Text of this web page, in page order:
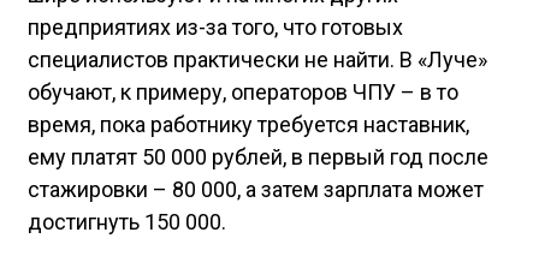
предприятиях из-за того, что готовых
специалистов практически не найти. В «Луче»
обучают, к примеру, операторов ЧПУ – в то
время, пока работнику требуется наставник,
ему платят 50 000 рублей, в первый год после
стажировки – 80 000, а затем зарплата может
достигнуть 150 000.